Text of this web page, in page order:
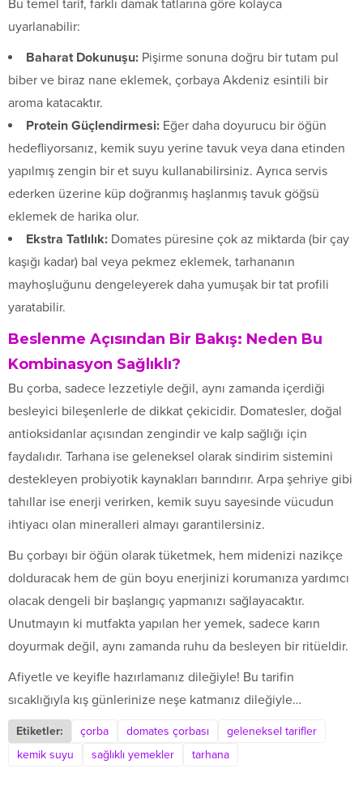
Bu temel tarif, farklı damak tatlarına göre kolayca
uyarlanabilir:
Baharat Dokunuşu: Pişirme sonuna doğru bir tutam pul
biber ve biraz nane eklemek, çorbaya Akdeniz esintili bir
aroma katacaktır.
Protein Güçlendirmesi: Eğer daha doyurucu bir öğün
hedefliyorsanız, kemik suyu yerine tavuk veya dana etinden
yapılmış zengin bir et suyu kullanabilirsiniz. Ayrıca servis
ederken üzerine küp doğranmış haşlanmış tavuk göğsü
eklemek de harika olur.
Ekstra Tatlılık: Domates püresine çok az miktarda (bir çay
kaşığı kadar) bal veya pekmez eklemek, tarhananın
mayhoşluğunu dengeleyerek daha yumuşak bir tat profili
yaratabilir.
Beslenme Açısından Bir Bakış: Neden Bu
Kombinasyon Sağlıklı?
Bu çorba, sadece lezzetiyle değil, aynı zamanda içerdiği
besleyici bileşenlerle de dikkat çekicidir. Domatesler, doğal
antioksidanlar açısından zengindir ve kalp sağlığı için
faydalıdır. Tarhana ise geleneksel olarak sindirim sistemini
destekleyen probiyotik kaynakları barındırır. Arpa şehriye gibi
tahıllar ise enerji verirken, kemik suyu sayesinde vücudun
ihtiyacı olan mineralleri almayı garantilersiniz.
Bu çorbayı bir öğün olarak tüketmek, hem midenizi nazikçe
dolduracak hem de gün boyu enerjinizi korumanıza yardımcı
olacak dengeli bir başlangıç yapmanızı sağlayacaktır.
Unutmayın ki mutfakta yapılan her yemek, sadece karın
doyurmak değil, aynı zamanda ruhu da besleyen bir ritüeldir.
Afiyetle ve keyifle hazırlamanız dileğiyle! Bu tarifin
sıcaklığıyla kış günlerinize neşe katmanız dileğiyle…
Etiketler: çorba domates çorbası
geleneksel tarifler
kemik suyu
sağlıklı yemekler tarhana